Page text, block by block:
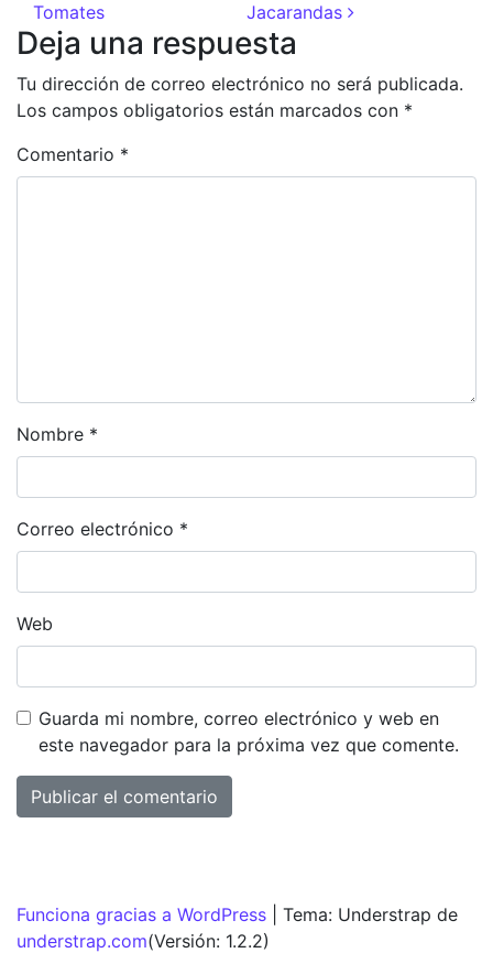
Tomates
Jacarandas
Deja una respuesta
Tu dirección de correo electrónico no será publicada.
Los campos obligatorios están marcados con *
Comentario *
Nombre *
Correo electrónico *
Web
Guarda mi nombre, correo electrónico y web en
este navegador para la próxima vez que comente.
Funciona gracias a WordPress
Tema: Understrap de
understrap.com(Versión: 1.2.2)